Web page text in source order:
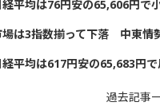
経平均は76円安の65,606円
場は3指数揃って下落 中東
経平均は617円安の65,683
過去記事